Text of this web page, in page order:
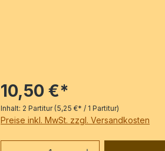
10,50 €*
Inhalt: 2 Partitur (5,25 €* / 1 Partitur)
Preise inkl. MwSt. zzgl. Versandkosten